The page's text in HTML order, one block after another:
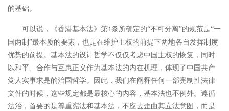
的基础。
可以说，《香港基本法》第1条所确定的“不可分离”的规范是“一
国两制”最本质的要素，也是在维护主权的前提下两地各自发挥制度
优势的前提。基本法的设计哲学不仅仅考虑中国主权的恢复，同时
以和平、合作与互惠正义作为基本法的内在机理，体现了中国共产
党人实事求是的治国哲学。因此，我们在阐释任何一部宪制性法律
文件的时候，这些规定都是最核心的内容，基本法也不例外。遵循
法治，首要的是尊重宪法和基本法，不应去歪曲其立法意图，而是